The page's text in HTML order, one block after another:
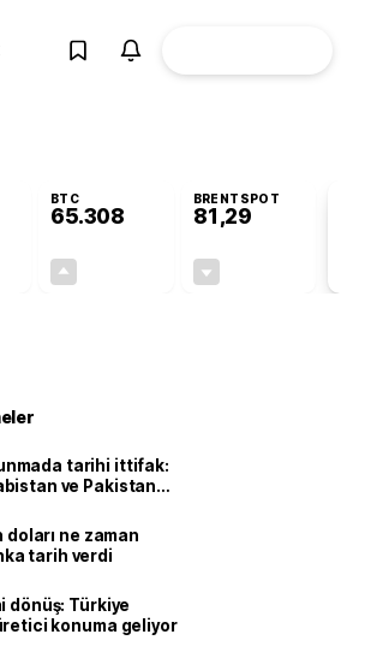
BTC
65.308
BRENTSPOT
81,29
tarihi ittifak:
ve Pakistan
doları ne zaman
tarih verdi
dönüş: Türkiye
konuma geliyor